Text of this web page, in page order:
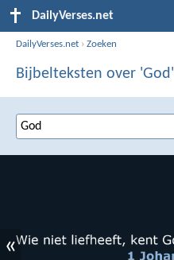
DailyVerses.net
DailyVerses.net ›Zoeken
Bijbelteksten over 'God'
«